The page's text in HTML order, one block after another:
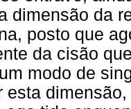
dimensão da
posto que
da cisão
modo de
esta